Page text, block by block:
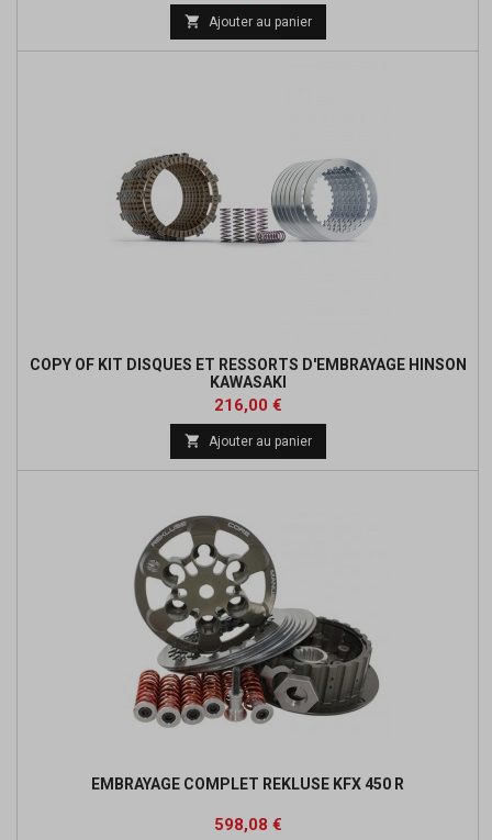
de
base
 Ajouter au panier
COPY OF KIT DISQUES ET RESSORTS D'EMBRAYAGE HINSON
KAWASAKI
Prix
216,00 €Prix
de
base
 Ajouter au panier
EMBRAYAGE COMPLET REKLUSE KFX 450 R
Prix
598,08 €Prix